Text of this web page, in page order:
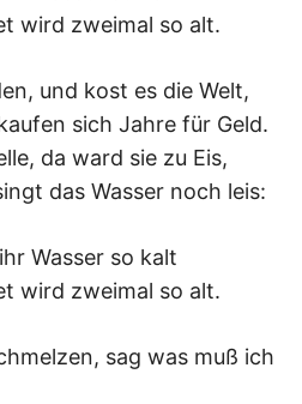
F
O
L
K
wird zweimal so alt.
und kost es die Welt,
sich Jahre für Geld.
da ward sie zu Eis,
das Wasser noch leis:
Wasser so kalt
wird zweimal so alt.
sag was muß ich